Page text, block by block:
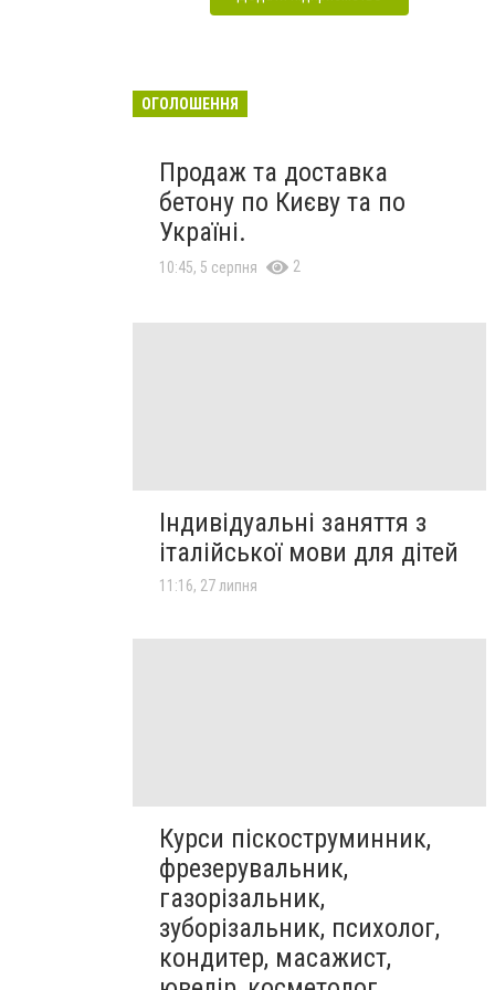
ОГОЛОШЕННЯ
Продаж та доставка
бетону по Києву та по
Україні.
10:45, 5 серпня 2
Індивідуальні заняття з
італійської мови для дітей
11:16, 27 липня
Курси піскоструминник,
фрезерувальник,
газорізальник,
зуборізальник, психолог,
кондитер, масажист,